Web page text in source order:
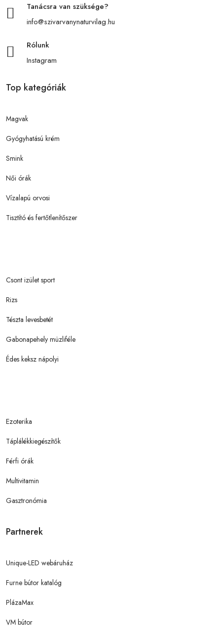
Tanácsra van szüksége?
info@szivarvanynaturvilag.hu
Rólunk
Instagram
Top kategóriák
Magvak
Gyógyhatású krém
Smink
Női órák
Vízalapú orvosi
Tisztító és fertőtlenítőszer
Csont izület sport
Rizs
Tészta levesbetét
Gabonapehely müzliféle
Édes keksz nápolyi
Ezoterika
Táplálékkiegészítők
Férfi órák
Multivitamin
Gasztronómia
Partnerek
Unique-LED webáruház
Furne bútor katalóg
PlázaMax
VM bútor